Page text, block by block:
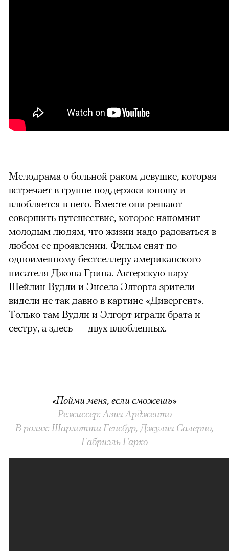
Мелодрама о больной раком девушке, которая
встречает в группе поддержки юношу и
влюбляется в него. Вместе они решают
совершить путешествие, которое напомнит
молодым людям, что жизни надо радоваться в
любом ее проявлении. Фильм снят по
одноименному бестселлеру американского
писателя Джона Грина. Актерскую пару
Шейлин Вудли и Энсела Элгорта зрители
видели не так давно в картине «Дивергент».
Только там Вудли и Элгорт играли брата и
сестру, а здесь — двух влюбленных.
«Пойми меня, если сможешь»
Режиссер: Азия Ардженто
В ролях: Шарлотта Генсбур, Джулия Салерно,
Габриэль Гарко